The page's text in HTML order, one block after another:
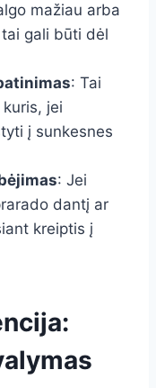
mažiau arba
gali būti dėl
: Tai
jei
į sunkesnes
: Jei
dantį ar
kreiptis į